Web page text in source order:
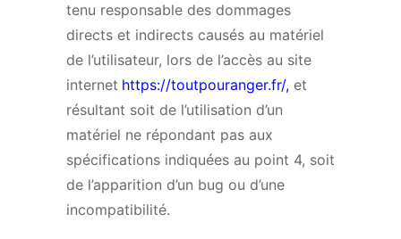
tenu responsable des dommages
directs et indirects causés au matériel
de l’utilisateur, lors de l’accès au site
internet https://toutpouranger.fr/, et
résultant soit de l’utilisation d’un
matériel ne répondant pas aux
spécifications indiquées au point 4, soit
de l’apparition d’un bug ou d’une
incompatibilité.